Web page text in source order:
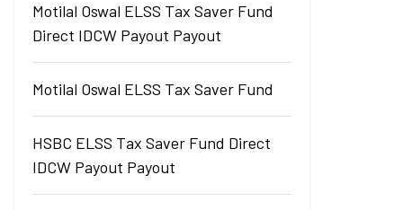
Motilal Oswal ELSS Tax Saver Fund
Direct IDCW Payout Payout
Motilal Oswal ELSS Tax Saver Fund
HSBC ELSS Tax Saver Fund Direct
IDCW Payout Payout